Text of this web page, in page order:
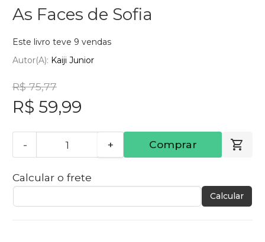
As Faces de Sofia
Este livro teve 9 vendas
Autor(a): Kaiji Junior
R$ 75,77
R$ 59,99
- + Comprar
Calcular o frete
Calcular